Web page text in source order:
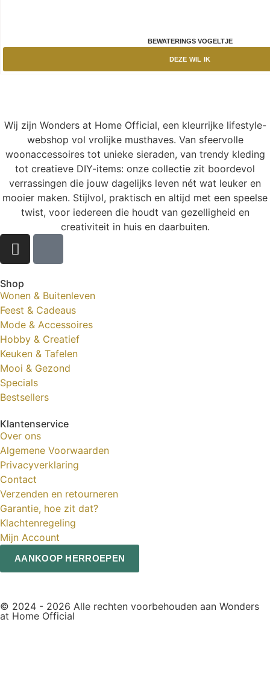
BEWATERINGS VOGELTJE
DEZE WIL IK
Wij zijn Wonders at Home Official, een kleurrijke lifestyle-
webshop vol vrolijke musthaves. Van sfeervolle
woonaccessoires tot unieke sieraden, van trendy kleding
tot creatieve DIY-items: onze collectie zit boordevol
verrassingen die jouw dagelijks leven nét wat leuker en
mooier maken. Stijlvol, praktisch en altijd met een speelse
twist, voor iedereen die houdt van gezelligheid en
creativiteit in huis en daarbuiten.
Shop
Wonen & Buitenleven
Feest & Cadeaus
Mode & Accessoires
Hobby & Creatief
Keuken & Tafelen
Mooi & Gezond
Specials
Bestsellers
Klantenservice
Over ons
Algemene Voorwaarden
Privacyverklaring
Contact
Verzenden en retourneren
Garantie, hoe zit dat?
Klachtenregeling
Mijn Account
AANKOOP HERROEPEN
© 2024 - 2026 Alle rechten voorbehouden aan Wonders
at Home Official